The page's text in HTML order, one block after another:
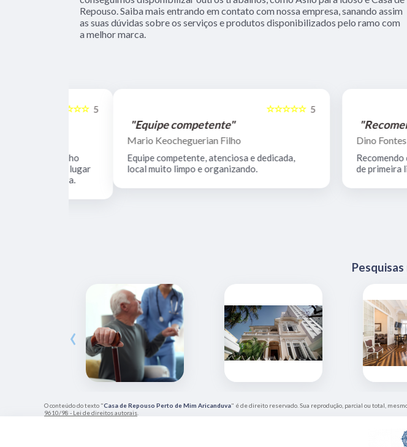
Repouso. Saiba mais entrando em contato com nossa empresa, sanando assim
as suas dúvidas sobre os serviços e produtos disponibilizados pelo ramo com
a melhor marca.
5
☆☆☆☆☆
"Equipe competente"
Mario Keocheguerian Filho
Equipe competente, atenciosa e dedicada,
local muito limpo e organizando.
"Recomendo"
Dino Fontes
Recomendo de
de primeira linha
‹
O conteúdo do texto "Casa de Repouso Perto de Mim Aricanduva" é de direito reservado. Sua reprodução, parcial ou total,
9610/98 - Lei de direitos autorais